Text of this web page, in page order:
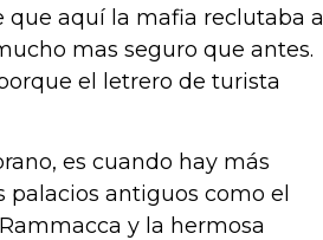
que aquí la mafia reclutaba a
mas seguro que antes.
el letrero de turista
es cuando hay más
antiguos como el
y la hermosa